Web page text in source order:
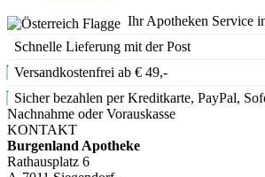
Ihr Apotheken Service
Schnelle Lieferung mit der Post
Versandkostenfrei ab € 49,-
Sicher bezahlen per Kreditkarte, PayPal,
Nachnahme oder Vorauskasse
KONTAKT
Burgenland Apotheke
Rathausplatz 6